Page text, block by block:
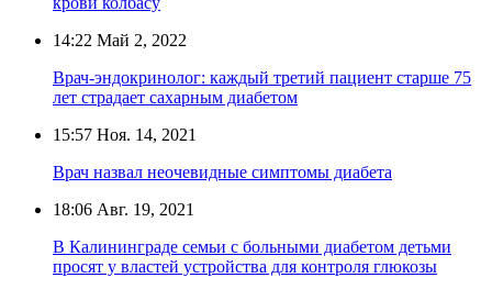
14:22 Май 2, 2022
Врач-эндокринолог: каждый третий пациент старше 75
лет страдает сахарным диабетом
15:57 Ноя. 14, 2021
Врач назвал неочевидные симптомы диабета
18:06 Авг. 19, 2021
В Калининграде семьи с больными диабетом детьми
просят у властей устройства для контроля глюкозы